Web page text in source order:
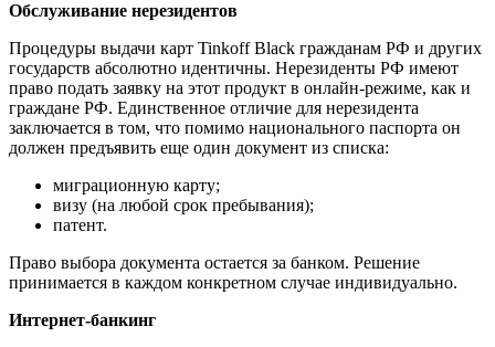
Обслуживание нерезидентов
Процедуры выдачи карт Tinkoff Black гражданам РФ и других
государств абсолютно идентичны. Нерезиденты РФ имеют
право подать заявку на этот продукт в онлайн-режиме, как и
граждане РФ. Единственное отличие для нерезидента
заключается в том, что помимо национального паспорта он
должен предъявить еще один документ из списка:
миграционную карту;
визу (на любой срок пребывания);
патент.
Право выбора документа остается за банком. Решение
принимается в каждом конкретном случае индивидуально.
Интернет-банкинг